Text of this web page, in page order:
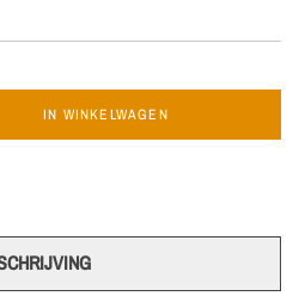
IN WINKELWAGEN